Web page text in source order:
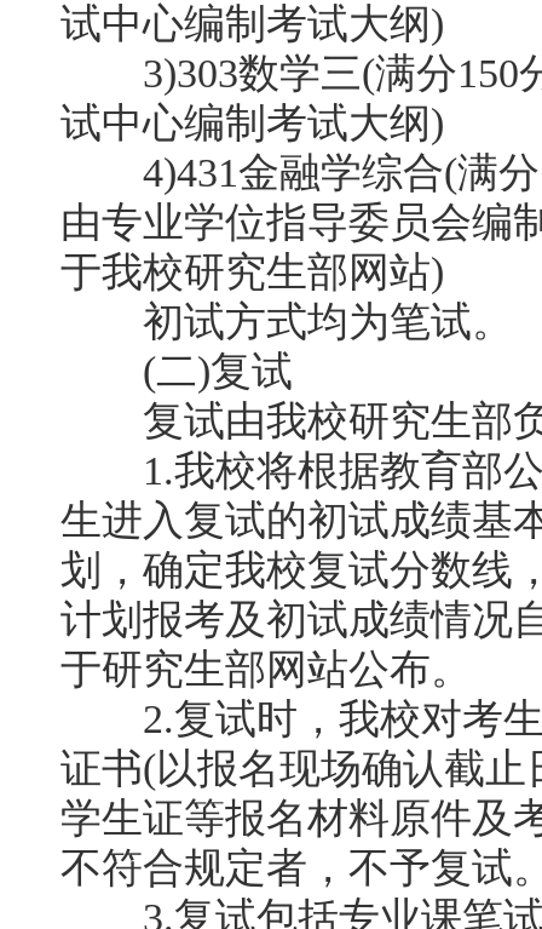
试中心编制考试大纲)
3)303数学三(满分150
试中心编制考试大纲)
4)431金融学综合(满分
由专业学位指导委员会编
于我校研究生部网站)
初试方式均为笔试。
(二)复试
复试由我校研究生部
1.我校将根据教育部公
生进入复试的初试成绩基
划，确定我校复试分数线
计划报考及初试成绩情况
于研究生部网站公布。
2.复试时，我校对考生
证书(以报名现场确认截
学生证等报名材料原件及
不符合规定者，不予复试
3.复试包括专业课笔试